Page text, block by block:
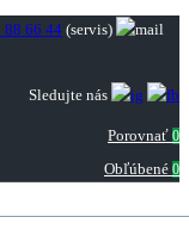
88 66 44 (servis)
Sledujte nás
Porovnať 0
Obľúbené 0